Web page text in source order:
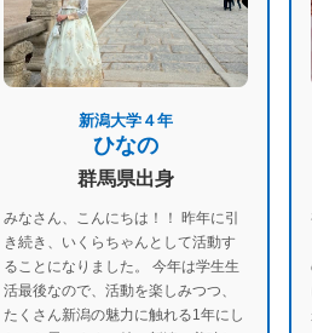
新潟大学４年
ひなの
群馬県出身
みなさん、こんにちは！！ 昨年に引
き続き、いくらちゃんとして活動す
ることになりました。 今年は学生生
活最後なので、活動を楽しみつつ、
たくさん新潟の魅力に触れる1年にし